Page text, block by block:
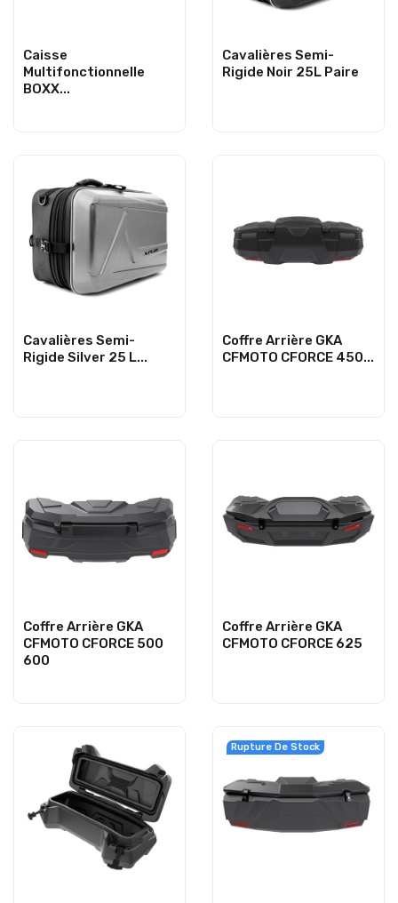
Caisse
Multifonctionnelle
BOXX...
Cavalières Semi-
Rigide Noir 25L Paire
Cavalières Semi-
Rigide Silver 25 L...
Coffre Arrière GKA
CFMOTO CFORCE 450...
Coffre Arrière GKA
CFMOTO CFORCE 500
600
Coffre Arrière GKA
CFMOTO CFORCE 625
Rupture De Stock